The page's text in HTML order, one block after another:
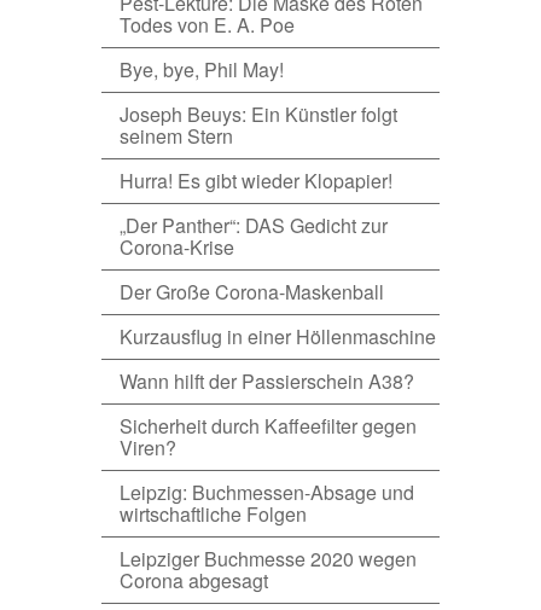
Todes von E. A. Poe
Bye, bye, Phil May!
Joseph Beuys: Ein Künstler folgt
seinem Stern
Hurra! Es gibt wieder Klopapier!
„Der Panther“: DAS Gedicht zur
Corona-Krise
Der Große Corona-Maskenball
Kurzausflug in einer Höllenmaschine
Wann hilft der Passierschein A38?
Sicherheit durch Kaffeefilter gegen
Viren?
Leipzig: Buchmessen-Absage und
wirtschaftliche Folgen
Leipziger Buchmesse 2020 wegen
Corona abgesagt